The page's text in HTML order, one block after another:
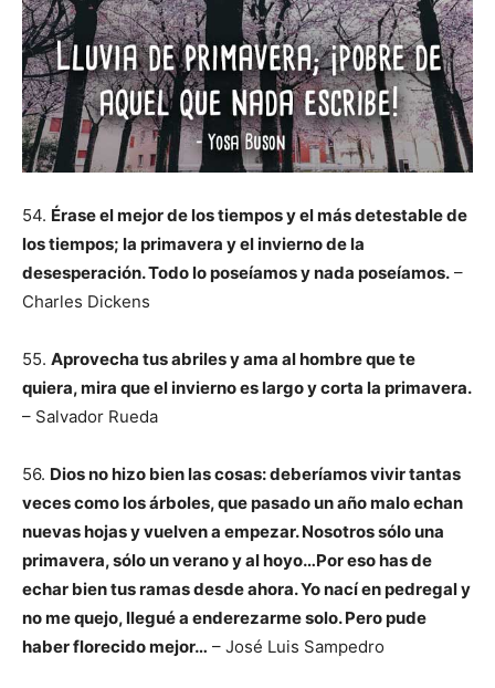
54. Érase el mejor de los tiempos y el más detestable de
los tiempos; la primavera y el invierno de la
desesperación. Todo lo poseíamos y nada poseíamos. –
Charles Dickens
55. Aprovecha tus abriles y ama al hombre que te
quiera, mira que el invierno es largo y corta la primavera.
– Salvador Rueda
56. Dios no hizo bien las cosas: deberíamos vivir tantas
veces como los árboles, que pasado un año malo echan
nuevas hojas y vuelven a empezar. Nosotros sólo una
primavera, sólo un verano y al hoyo…Por eso has de
echar bien tus ramas desde ahora. Yo nací en pedregal y
no me quejo, llegué a enderezarme solo. Pero pude
haber florecido mejor… – José Luis Sampedro